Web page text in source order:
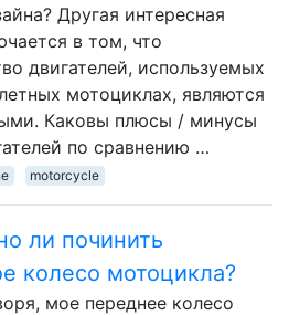
Другая интересная
в том, что
двигателей, используемых
мотоциклах, являются
Каковы плюсы / минусы
по сравнению …
motorcycle
ли починить
колесо мотоцикла?
мое переднее колесо